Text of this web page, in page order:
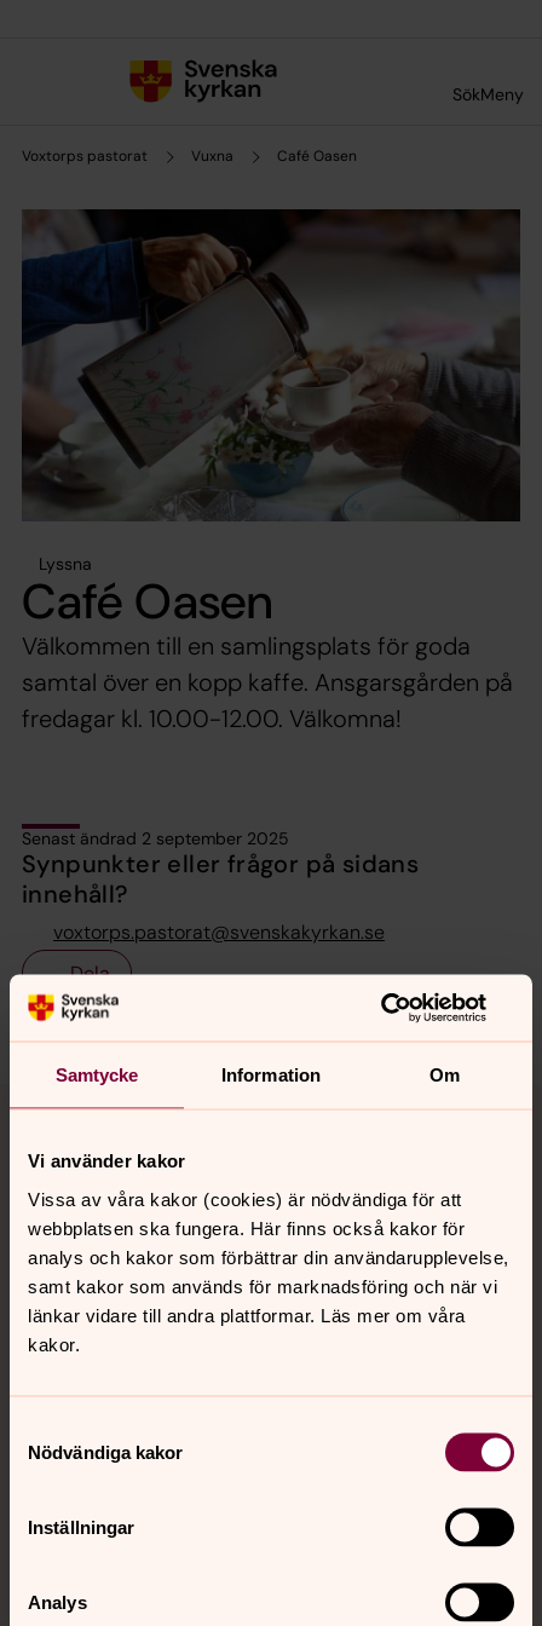
Samtycke Information Om
Vi använder kakor
Vissa av våra kakor (cookies) är nödvändiga för att
webbplatsen ska fungera. Här finns också kakor för
analys och kakor som förbättrar din användarupplevelse,
samt kakor som används för marknadsföring och när vi
länkar vidare till andra plattformar. Läs mer om våra
kakor.
Nödvändiga kakor
Inställningar
Analys
SökMeny
Voxtorps pastorat Vuxna Café Oasen
Lyssna
Café Oasen
Välkommen till en samlingsplats för goda
samtal över en kopp kaffe. Ansgarsgården på
fredagar kl. 10.00-12.00. Välkomna!
Senast ändrad 2 september 2025
Synpunkter eller frågor på sidans
innehåll?
voxtorps.pastorat@svenskakyrkan.se
Dela
Tillbaka till toppen
Tillbaka till innehållet
Kontakt
Kalender
Hitta snabbt